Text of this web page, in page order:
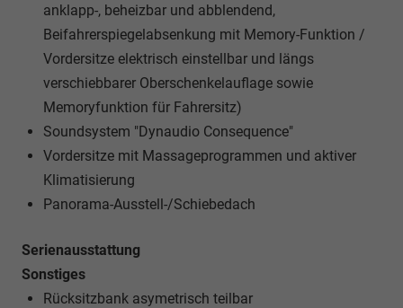
anklapp-, beheizbar und abblendend,
Beifahrerspiegelabsenkung mit Memory-Funktion /
Vordersitze elektrisch einstellbar und längs
verschiebbarer Oberschenkelauflage sowie
Memoryfunktion für Fahrersitz)
Soundsystem "Dynaudio Consequence"
Vordersitze mit Massageprogrammen und aktiver
Klimatisierung
Panorama-Ausstell-/Schiebedach
Serienausstattung
Sonstiges
Rücksitzbank asymetrisch teilbar